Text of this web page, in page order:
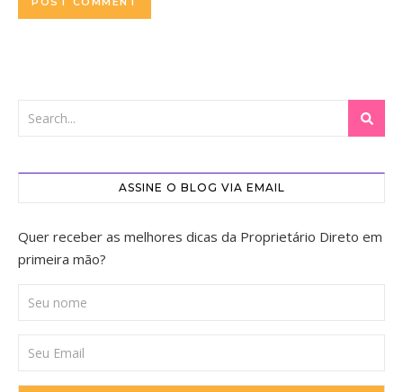
ASSINE O BLOG VIA EMAIL
Quer receber as melhores dicas da Proprietário Direto em
primeira mão?